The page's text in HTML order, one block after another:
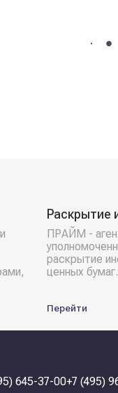
Раскрытие
ПРАЙМ -
раскрытие
ценных бумаг.
Перейти
645-37-00+7 (495)